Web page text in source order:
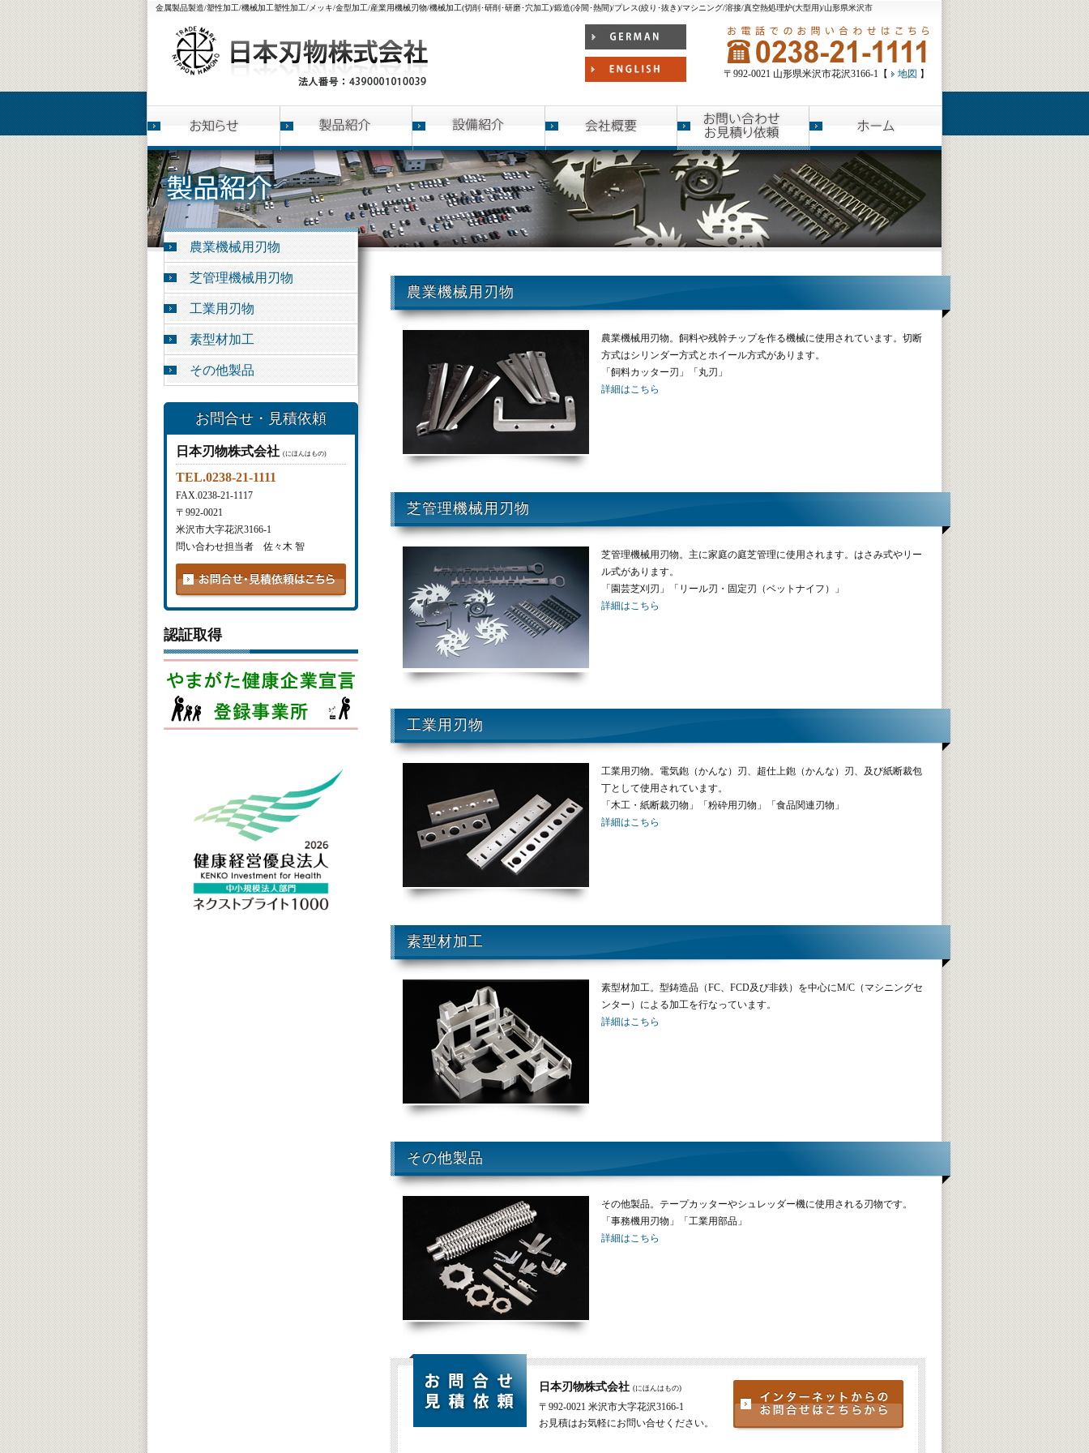
金属製品製造/塑性加工/機械加工塑性加工/メッキ/金型加工/産業用機械刃物/機械加工(切削･研削･研磨･穴加工)/鍛造(冷間･熱間)/プレス(絞り･抜き)/マシニング/溶接/真空熱処理炉(大型用)/山形県米沢市
〒992-0021 山形県米沢市花沢3166-1【 地図 】
農業機械用刃物
芝管理機械用刃物
工業用刃物
素型材加工
その他製品
お問合せ・見積依頼
日本刃物株式会社 (にほんはもの)
TEL.0238-21-1111
FAX.0238-21-1117
〒992-0021
米沢市大字花沢3166-1
問い合わせ担当者 佐々木 智
認証取得
農業機械用刃物
農業機械用刃物。飼料や残幹チップを作る機械に使用されています。切断
方式はシリンダー方式とホイール方式があります。
「飼料カッター刃」「丸刃」
詳細はこちら
芝管理機械用刃物
芝管理機械用刃物。主に家庭の庭芝管理に使用されます。はさみ式やリー
ル式があります。
「園芸芝刈刃」「リール刃・固定刃（ベットナイフ）」
詳細はこちら
工業用刃物
工業用刃物。電気鉋（かんな）刃、超仕上鉋（かんな）刃、及び紙断裁包
丁として使用されています。
「木工・紙断裁刃物」「粉砕用刃物」「食品関連刃物」
詳細はこちら
素型材加工
素型材加工。型鋳造品（FC、FCD及び非鉄）を中心にM/C（マシニングセ
ンター）による加工を行なっています。
詳細はこちら
その他製品
その他製品。テープカッターやシュレッダー機に使用される刃物です。
「事務機用刃物」「工業用部品」
詳細はこちら
日本刃物株式会社 (にほんはもの)
〒992-0021 米沢市大字花沢3166-1
お見積はお気軽にお問い合せください。